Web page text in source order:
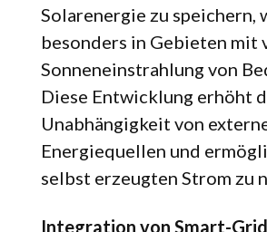
Solarenergie zu speichern,
besonders in Gebieten mit
Sonneneinstrahlung von
Diese Entwicklung erhöht
Unabhängigkeit von
Energiequellen und
selbst erzeugten Strom zu
Integration von Smart-